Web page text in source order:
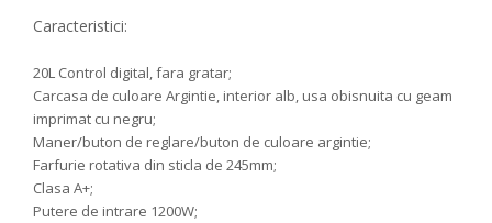
Caracteristici:
20L Control digital, fara gratar;
Carcasa de culoare Argintie, interior alb, usa obisnuita cu geam
imprimat cu negru;
Maner/buton de reglare/buton de culoare argintie;
Farfurie rotativa din sticla de 245mm;
Clasa A+;
Putere de intrare 1200W;